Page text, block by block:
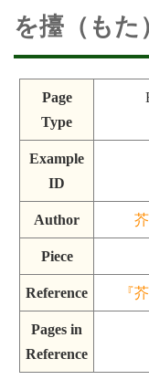
を擡（もた
Page
Type
Example
ID
Author
Piece
Reference 『
Pages in
Reference